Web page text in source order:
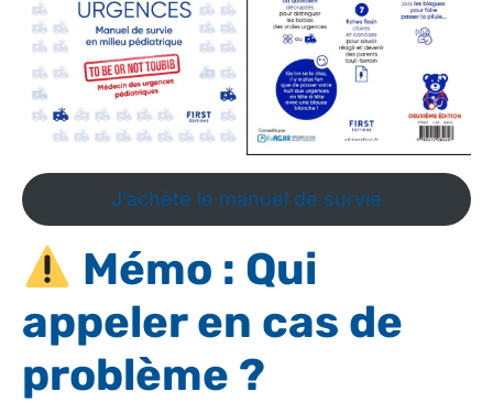
J’achète le manuel de survie
Mémo : Qui
appeler en cas de
problème ?